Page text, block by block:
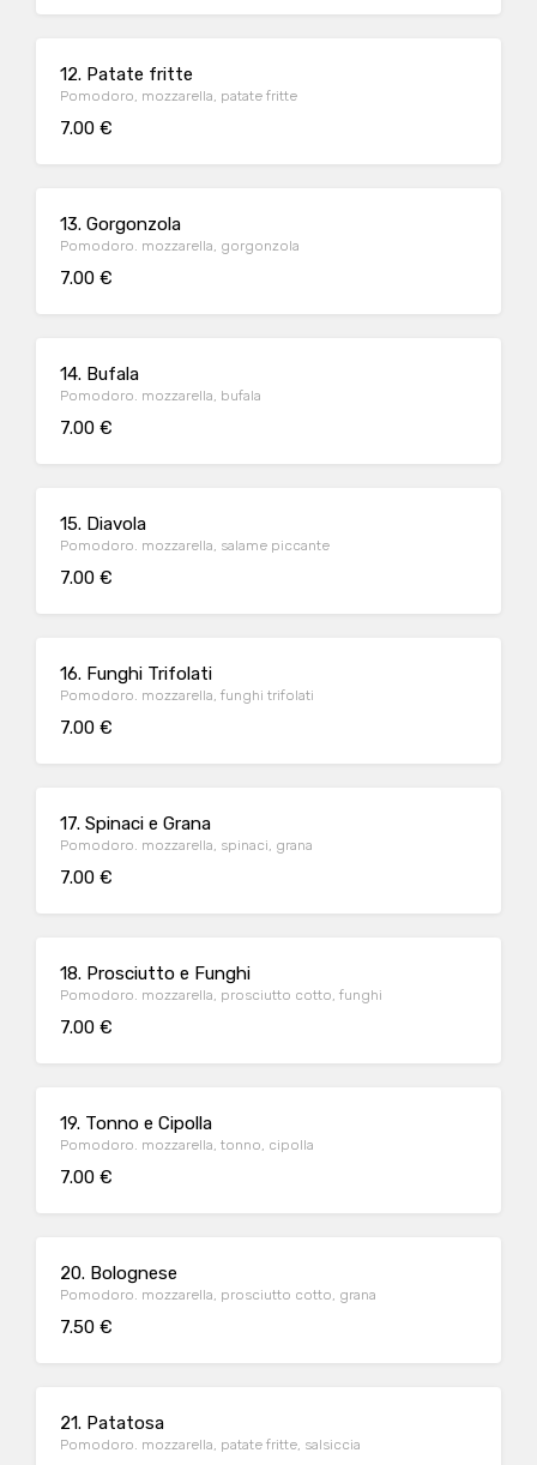
12. Patate fritte
Pomodoro, mozzarella, patate fritte
7.00 €
13. Gorgonzola
Pomodoro. mozzarella, gorgonzola
7.00 €
14. Bufala
Pomodoro. mozzarella, bufala
7.00 €
15. Diavola
Pomodoro. mozzarella, salame piccante
7.00 €
16. Funghi Trifolati
Pomodoro. mozzarella, funghi trifolati
7.00 €
17. Spinaci e Grana
Pomodoro. mozzarella, spinaci, grana
7.00 €
18. Prosciutto e Funghi
Pomodoro. mozzarella, prosciutto cotto, funghi
7.00 €
19. Tonno e Cipolla
Pomodoro. mozzarella, tonno, cipolla
7.00 €
20. Bolognese
Pomodoro. mozzarella, prosciutto cotto, grana
7.50 €
21. Patatosa
Pomodoro. mozzarella, patate fritte, salsiccia